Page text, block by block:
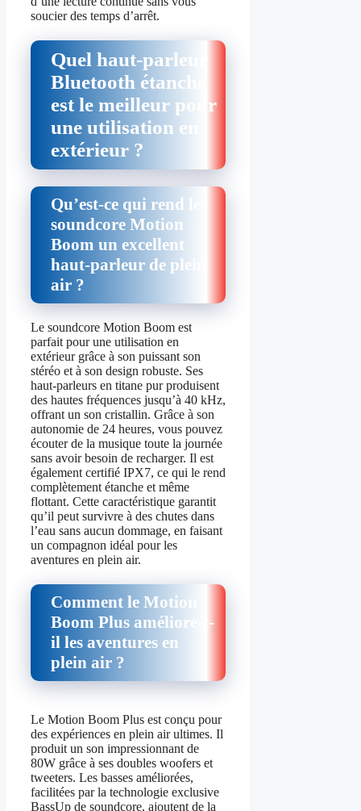
soucier des temps d’arrêt.
Quel haut-parleur
Bluetooth étanche
est le meilleur pour
une utilisation en
extérieur ?
Qu’est-ce qui rend le
soundcore Motion
Boom un excellent
haut-parleur de plein
air ?
Le soundcore Motion Boom est
parfait pour une utilisation en
extérieur grâce à son puissant son
stéréo et à son design robuste. Ses
haut-parleurs en titane pur produisent
des hautes fréquences jusqu’à 40 kHz,
offrant un son cristallin. Grâce à son
autonomie de 24 heures, vous pouvez
écouter de la musique toute la journée
sans avoir besoin de recharger. Il est
également certifié IPX7, ce qui le rend
complètement étanche et même
flottant. Cette caractéristique garantit
qu’il peut survivre à des chutes dans
l’eau sans aucun dommage, en faisant
un compagnon idéal pour les
aventures en plein air.
Comment le Motion
Boom Plus améliore-t-
il les aventures en
plein air ?
Le Motion Boom Plus est conçu pour
des expériences en plein air ultimes. Il
produit un son impressionnant de
80W grâce à ses doubles woofers et
tweeters. Les basses améliorées,
facilitées par la technologie exclusive
BassUp de soundcore, ajoutent de la